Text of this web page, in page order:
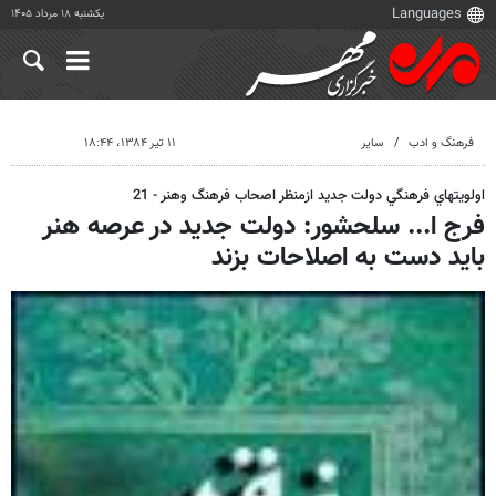
یکشنبه ۱۸ مرداد ۱۴۰۵
فرهنگ و ادب سایر ۱۱ تیر ۱۳۸۴، ۱۸:۴۴
اولويتهاي فرهنگي دولت جديد ازمنظر اصحاب فرهنگ وهنر - 21
فرج ا... سلحشور: دولت جديد در عرصه هنر
بايد دست به اصلاحات بزند